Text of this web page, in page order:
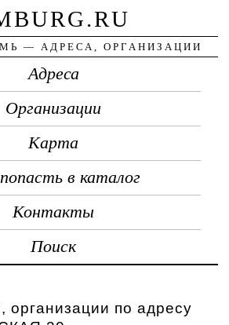
— АДРЕСА, ОРГАНИЗАЦИИ
Адреса
Организации
Карта
в каталог
Контакты
Поиск
по адресу